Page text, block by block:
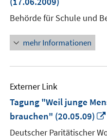
Behörde für Schule und
mehr Informationen
Externer Link
Tagung "Weil junge
brauchen" (20.05.09)
Deutscher Paritätischer